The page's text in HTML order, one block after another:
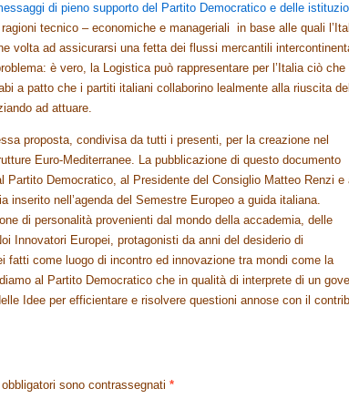
di pieno supporto del Partito Democratico e delle
tecnico – economiche e manageriali in base alle quali
volta ad assicurarsi una fetta dei flussi mercantili
è vero, la Logistica può rappresentare per l’Italia ciò che
a patto che i partiti italiani collaborino lealmente alla riuscita del
ad attuare.
proposta, condivisa da tutti i presenti, per la creazione nel
Euro-Mediterranee. La pubblicazione di questo documento
Democratico, al Presidente del Consiglio Matteo Renzi e
inserito nell’agenda del Semestre Europeo a guida italiana.
di personalità provenienti dal mondo della accademia, delle
Innovatori Europei, protagonisti da anni del desiderio di
come luogo di incontro ed innovazione tra mondi come la
al Partito Democratico che in qualità di interprete di un
Idee per efficientare e risolvere questioni annose con il
obbligatori sono contrassegnati *